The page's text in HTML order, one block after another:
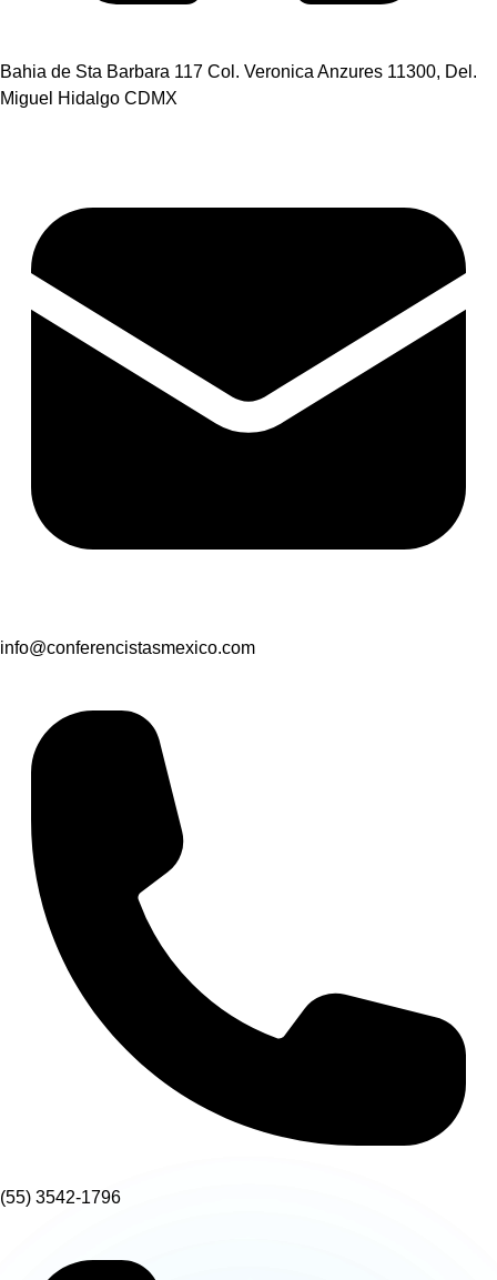
Bahia de Sta Barbara 117 Col. Veronica Anzures 11300, Del.
Miguel Hidalgo CDMX
info@conferencistasmexico.com
(55) 3542-1796